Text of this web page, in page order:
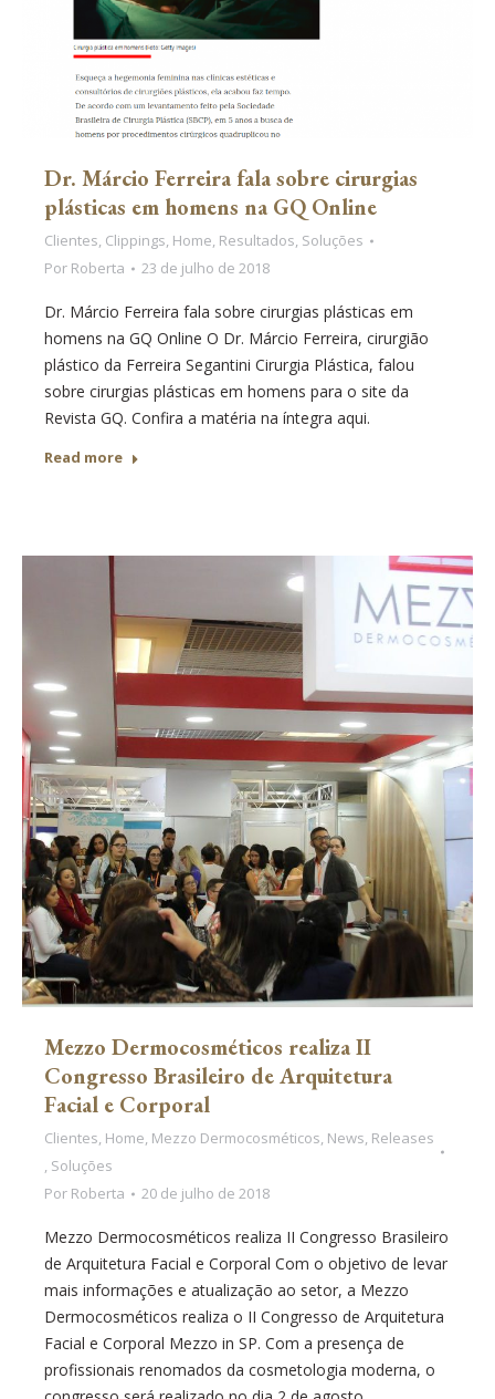
Dr. Márcio Ferreira fala sobre cirurgias
plásticas em homens na GQ Online
Clientes, Clippings, Home, Resultados, Soluções
Por Roberta 23 de julho de 2018
Dr. Márcio Ferreira fala sobre cirurgias plásticas em
homens na GQ Online O Dr. Márcio Ferreira, cirurgião
plástico da Ferreira Segantini Cirurgia Plástica, falou
sobre cirurgias plásticas em homens para o site da
Revista GQ. Confira a matéria na íntegra aqui.
Read more
Mezzo Dermocosméticos realiza II
Congresso Brasileiro de Arquitetura
Facial e Corporal
Clientes, Home, Mezzo Dermocosméticos, News, Releases
, Soluções
Por Roberta 20 de julho de 2018
Mezzo Dermocosméticos realiza II Congresso Brasileiro
de Arquitetura Facial e Corporal Com o objetivo de levar
mais informações e atualização ao setor, a Mezzo
Dermocosméticos realiza o II Congresso de Arquitetura
Facial e Corporal Mezzo in SP. Com a presença de
profissionais renomados da cosmetologia moderna, o